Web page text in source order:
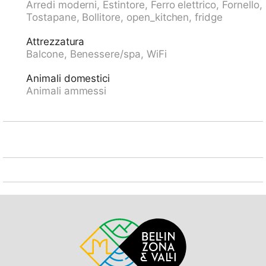
mini golf 350 m, funicolare 3.9 km, parco giochi 400
m. Attrazioni nelle vicinanze: Falconeria Locarno,
Madonna del Sasso, Orselina, Madonna del Sasso /
Cardada, Castelli di Bellinzona. Rinomate località
Lago di Lugano, Lago di Orta (IT). Sentieri
escursionistici: Valle Verzasca, Valle Maggia, Valle
Arredi moderni, Estintore, Ferro elettrico, Fornello,
Tostapane, Bollitore, open_kitchen, fridge
Attrezzatura
Balcone, Benessere/spa, WiFi
Animali domestici
Animali ammessi